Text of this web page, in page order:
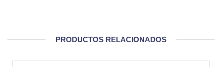
PRODUCTOS RELACIONADOS